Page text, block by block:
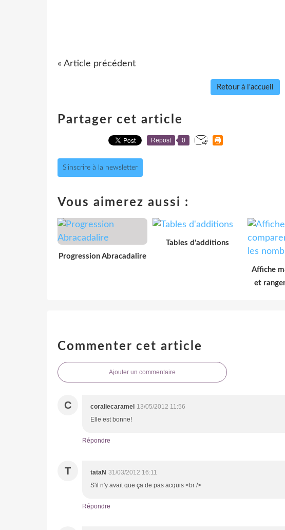
« Article précédent
Retour à l'accueil
Partager cet article
Repost 0
S'inscrire à la newsletter
Vous aimerez aussi :
Progression Abracadalire
Tables d'additions
Affiche
et
Commenter cet article
Ajouter un commentaire
C coraliecaramel 13/05/2012 11:56
Elle est bonne!
Répondre
T tataN 31/03/2012 16:11
S'il n'y avait que ça de pas acquis <br />
Répondre